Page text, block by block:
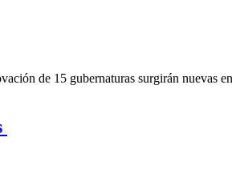
de 15 gubernaturas surgirán nuevas